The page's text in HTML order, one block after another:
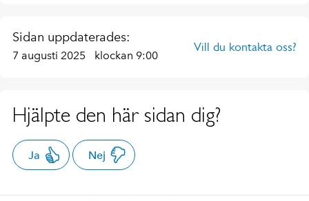
Sidan uppdaterades:
7 augusti 2025 klockan 9:00
Vill du kontakta oss?
Hjälpte den här sidan dig?
Ja Nej